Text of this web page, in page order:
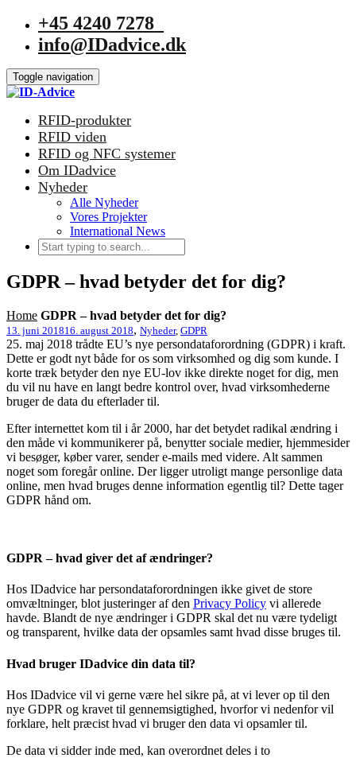
+45 4240 7278
info@IDadvice.dk
Toggle navigation
RFID-produkter
RFID viden
RFID og NFC systemer
Om IDadvice
Nyheder
Alle Nyheder
Vores Projekter
International News
GDPR – hvad betyder det for dig?
Home GDPR – hvad betyder det for dig?
13. juni 201816. august 2018, Nyheder, GDPR
25. maj 2018 trådte EU’s nye persondataforordning (GDPR) i kraft.
Dette er godt nyt både for os som virksomhed og dig som kunde. I
korte træk betyder den nye EU-lov ikke direkte noget for dig, men
du vil nu have en langt bedre kontrol over, hvad virksomhederne
bruger de data du efterlader til.
Efter internettet kom til i år 2000, har det betydet radikal ændring i
den måde vi kommunikerer på, benytter sociale medier, hjemmesider
vi besøger, køber varer, sender e-mails med videre. Alt sammen
noget som foregår online. Der ligger utroligt mange personlige data
online, men hvad bruges denne information egentlig til? Dette tager
GDPR hånd om.
GDPR – hvad giver det af ændringer?
Hos IDadvice har persondataforordningen ikke givet de store
omvæltninger, blot justeringer af den Privacy Policy vi allerede
havde. Blandt de nye ændringer i GDPR skal det nu være tydeligt
og transparent, hvilke data der opsamles samt hvad disse bruges til.
Hvad bruger IDadvice din data til?
Hos IDadvice vil vi gerne være hel sikre på, at vi lever op til den
nye GDPR og kravet til gennemsigtighed, hvorfor vi nedenfor vil
forklare, helt præcist hvad vi bruger den data vi opsamler til.
De data vi sidder inde med, kan overordnet deles i to